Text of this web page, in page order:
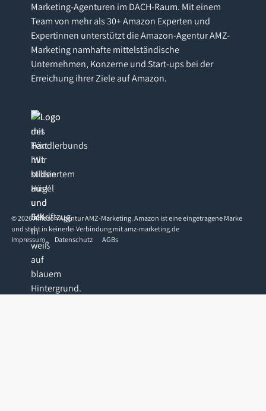
Marketing-Agenturen im DACH-Raum. Mit einem
Team von mehr als 30+ Amazon Experten und
Expertinnen unterstützt die Amazon-Agentur AMZ-
Marketing namhafte mittelständische
Unternehmen, Konzerne und Start-ups bei der
Erreichung ihrer Ziele auf Amazon.
©2026Amazon Agentur AMZ-Marketing. Amazon ist eine eingetragene Marke
und steht in keinerlei Verbindung mit amz-marketing.de
Impressum
Datenschutz AGBs